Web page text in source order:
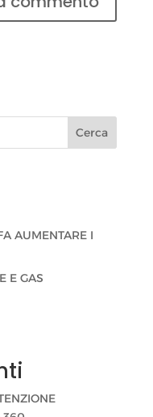
Cerca
AUMENTARE I
E GAS